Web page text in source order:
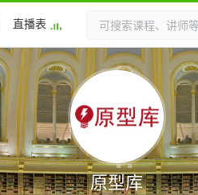
直播表
原型库